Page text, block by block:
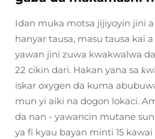
Idan muka motsa jijiyoyin jini
hanyar tausa, masu tausa kai
yawan jini zuwa kwakwalwa
22 cikin dari. Hakan yana sa
iskar oxygen da kuma
mun yi aiki na dogon lokaci.
da nan - yawancin mutane
ya fi kyau bayan minti 15